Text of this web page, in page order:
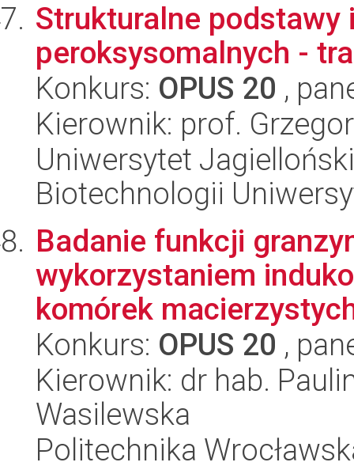
Strukturalne podstawy
peroksysomalnych -
Konkurs: OPUS 20 ,
Kierownik: prof.
Uniwersytet
Biotechnologii
Badanie funkcji
wykorzystaniem
komórek
Konkurs: OPUS 20 ,
Kierownik: dr hab.
Wasilewska
Politechnika